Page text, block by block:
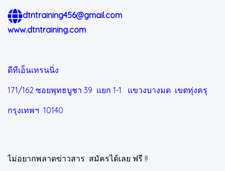
dtntraining456@gmail.com
www.dtntraining.com
ดีทีเอ็นเทรนนิ่ง
171/162 ซอยพุทธบูชา 39 แยก 1-1 แขวงบางมด เขตทุ่งครุ
กรุงเทพฯ 10140
ไม่อยากพลาดข่าวสาร สมัครได้เลย ฟรี !!